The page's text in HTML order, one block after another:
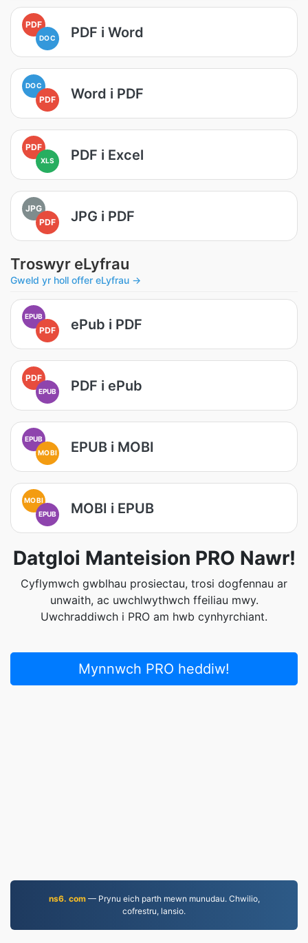
PDF
DOC PDF i Word
DOC
PDF Word i PDF
PDF
XLS PDF i Excel
JPG
PDF
JPG i PDF
Troswyr eLyfrau
Gweld yr holl offer eLyfrau →
EPUB
PDF ePub i PDF
PDF
EPUB PDF i ePub
EPUB
MOBI
EPUB i MOBI
MOBI
EPUB
MOBI i EPUB
Datgloi Manteision PRO Nawr!
Cyflymwch gwblhau prosiectau, trosi dogfennau ar
unwaith, ac uwchlwythwch ffeiliau mwy.
Uwchraddiwch i PRO am hwb cynhyrchiant.
Mynnwch PRO heddiw!
ns6. com— Prynu eich parth mewn munudau. Chwilio,
cofrestru, lansio.